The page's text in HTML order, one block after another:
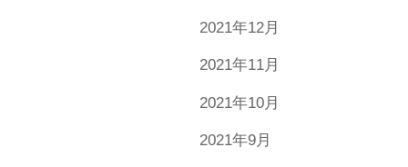
2021年12月
2021年11月
2021年10月
2021年9月